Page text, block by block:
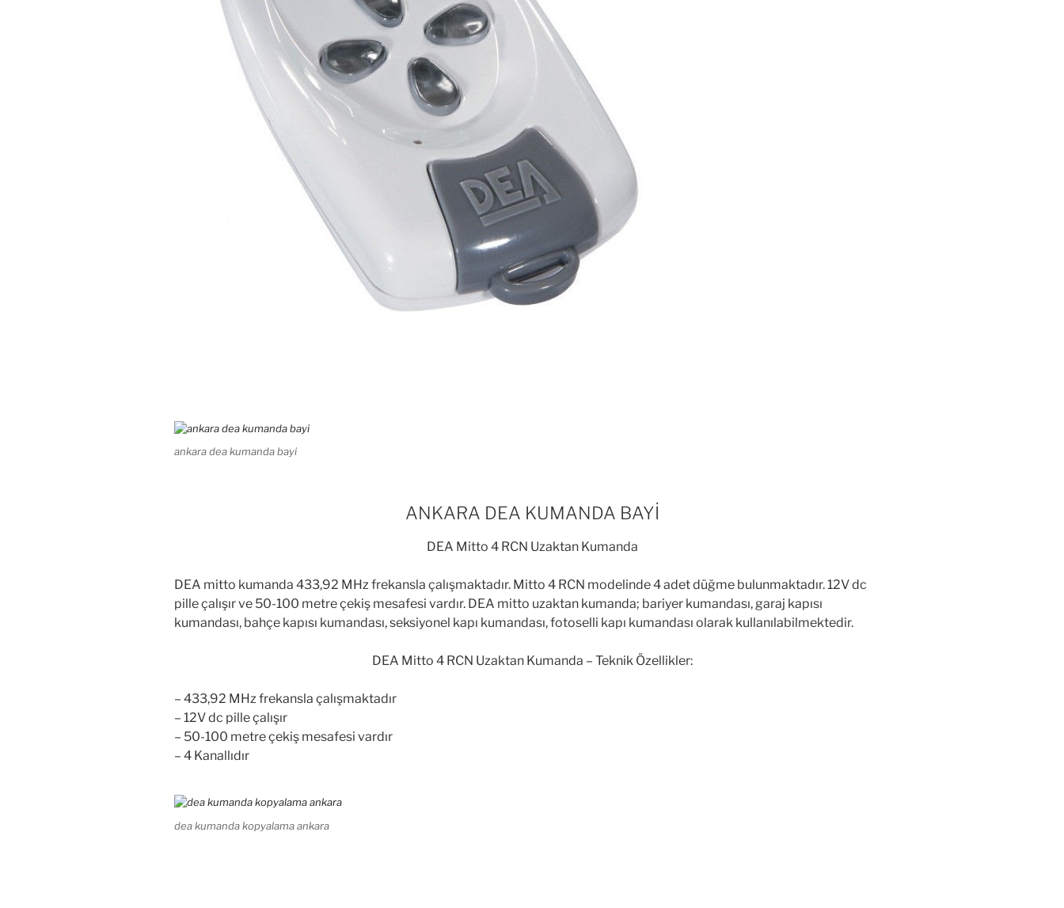
ankara dea kumanda bayi
ANKARA DEA KUMANDA BAYİ
DEA Mitto 4 RCN Uzaktan Kumanda
DEA mitto kumanda 433,92 MHz frekansla çalışmaktadır. Mitto 4 RCN modelinde 4 adet düğme bulunmaktadır. 12V dc
pille çalışır ve 50-100 metre çekiş mesafesi vardır. DEA mitto uzaktan kumanda; bariyer kumandası, garaj kapısı
kumandası, bahçe kapısı kumandası, seksiyonel kapı kumandası, fotoselli kapı kumandası olarak kullanılabilmektedir.
DEA Mitto 4 RCN Uzaktan Kumanda – Teknik Özellikler:
– 433,92 MHz frekansla çalışmaktadır
– 12V dc pille çalışır
– 50-100 metre çekiş mesafesi vardır
– 4 Kanallıdır
dea kumanda kopyalama ankara